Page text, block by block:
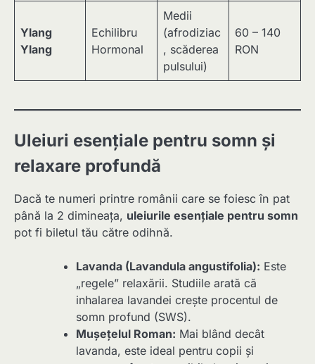
Ylang
Ylang
Echilibru
Hormonal
Medii
(afrodiziac
, scăderea
pulsului)
60 – 140
RON
Uleiuri esențiale pentru somn și
relaxare profundă
Dacă te numeri printre românii care se foiesc în pat
până la 2 dimineața, uleiurile esențiale pentru somn
pot fi biletul tău către odihnă.
Lavanda (Lavandula angustifolia): Este
„regele” relaxării. Studiile arată că
inhalarea lavandei crește procentul de
somn profund (SWS).
Mușețelul Roman: Mai blând decât
lavanda, este ideal pentru copii și